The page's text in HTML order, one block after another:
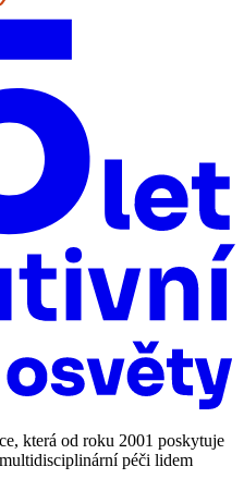
která od roku 2001 poskytuje
péči lidem